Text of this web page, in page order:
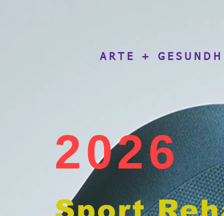
ARTE +
2026